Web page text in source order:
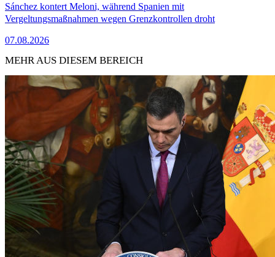
Sánchez kontert Meloni, während Spanien mit
Vergeltungsmaßnahmen wegen Grenzkontrollen droht
07.08.2026
MEHR AUS DIESEM BEREICH